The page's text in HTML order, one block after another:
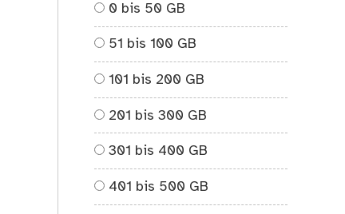
0 bis 50 GB
51 bis 100 GB
101 bis 200 GB
201 bis 300 GB
301 bis 400 GB
401 bis 500 GB